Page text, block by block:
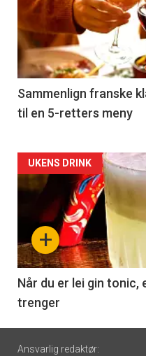
akkurat
nå
-
5
Sammenlign franske
til en 5-retters meny
Forsiden
akkurat
nå
-
6
+
UKENS DRINK
Når du er lei gin tonic,
trenger
Footer
Ansvarlig redaktør: